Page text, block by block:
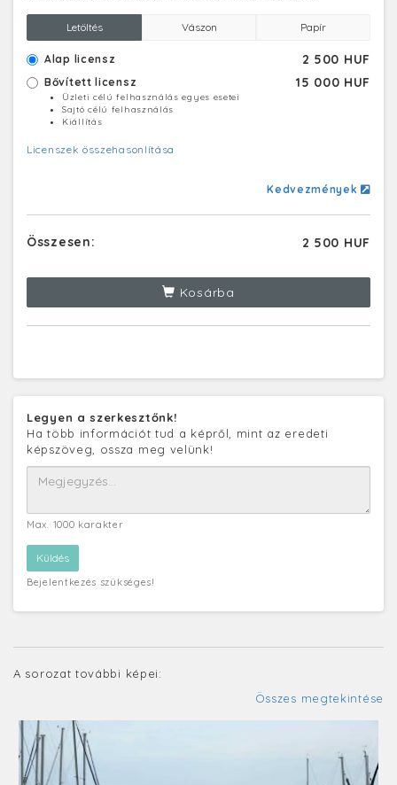
Letöltés Vászon Papír
Alap licensz 2 500 HUF
Bővített licensz 15 000 HUF
Üzleti célú felhasználás egyes esetei
Sajtó célú felhasználás
Kiállítás
Licenszek összehasonlítása
Kedvezmények
Összesen: 2 500 HUF
Kosárba
Legyen a szerkesztőnk!
Ha több információt tud a képről, mint az eredeti
képszöveg, ossza meg velünk!
Max. 1000 karakter
Bejelentkezés szükséges!
A sorozat további képei:
Összes megtekintése